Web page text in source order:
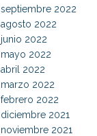
septiembre 2022
agosto 2022
junio 2022
mayo 2022
abril 2022
marzo 2022
febrero 2022
diciembre 2021
noviembre 2021